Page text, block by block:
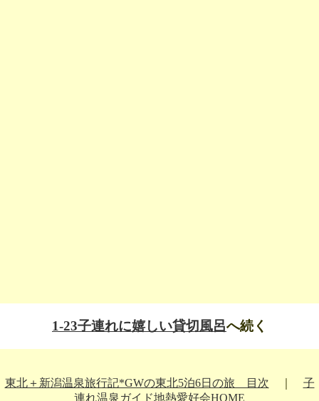
1-23子連れに嬉しい貸切風呂へ続く
東北＋新潟温泉旅行記*GWの東北5泊6日の旅 目次
子
連れ温泉ガイド地熱愛好会HOME